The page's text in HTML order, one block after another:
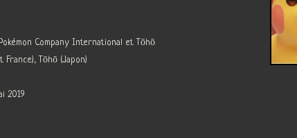
Company International et Tōhō
France), Tōhō (Japon)
2019